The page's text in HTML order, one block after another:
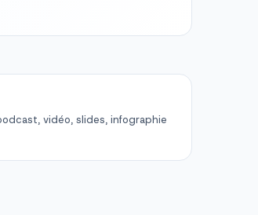
vidéo, slides, infographie